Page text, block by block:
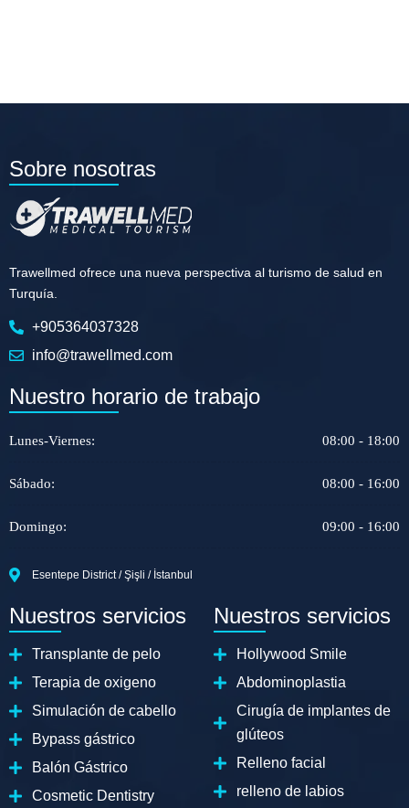
Sobre nosotras
Trawellmed ofrece una nueva perspectiva al turismo de salud en
Turquía.
+905364037328
info@trawellmed.com
Nuestro horario de trabajo
Lunes-Viernes: 08:00 - 18:00
Sábado: 08:00 - 16:00
Domingo: 09:00 - 16:00
Esentepe District / Şişli / İstanbul
Nuestros servicios
Transplante de pelo
Terapia de oxigeno
Simulación de cabello
Bypass gástrico
Balón Gástrico
Cosmetic Dentistry
Nuestros servicios
Hollywood Smile
Abdominoplastia
Cirugía de implantes de
glúteos
Relleno facial
relleno de labios